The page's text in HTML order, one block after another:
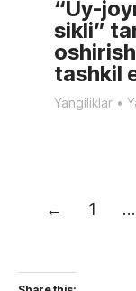
“Uy-
sikli”
tashkil
Yangiliklar
← 1 …